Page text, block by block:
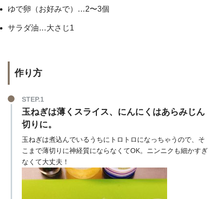
ゆで卵（お好みで）…2〜3個
サラダ油…大さじ1
作り方
STEP.1
玉ねぎは薄くスライス、にんにくはあらみじん
切りに。
玉ねぎは煮込んでいるうちにトロトロになっちゃうので、そ
こまで薄切りに神経質にならなくてOK。ニンニクも細かすぎ
なくて大丈夫！